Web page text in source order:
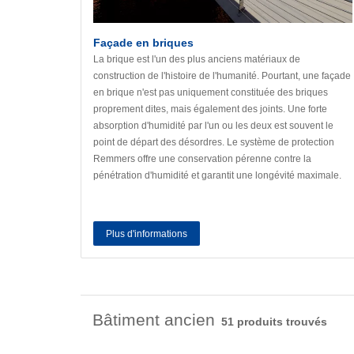
Façade en briques
La brique est l'un des plus anciens matériaux de
construction de l'histoire de l'humanité. Pourtant, une façade
en brique n'est pas uniquement constituée des briques
proprement dites, mais également des joints. Une forte
absorption d'humidité par l'un ou les deux est souvent le
point de départ des désordres. Le système de protection
Remmers offre une conservation pérenne contre la
pénétration d'humidité et garantit une longévité maximale.
Plus d'informations
Bâtiment ancien 51 produits trouvés